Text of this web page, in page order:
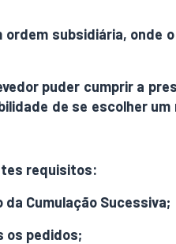
subsidiária,
puder cumprir a
de se escolher
requisitos:
Cumulação Sucessiva;
os pedidos;